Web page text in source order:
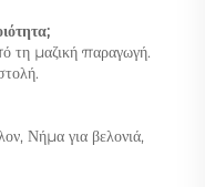
τη μαζική παραγωγή.
Νήμα για βελονιά,